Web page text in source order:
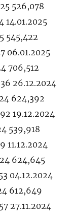
526,078
14.01.2025
545,422
06.01.2025
706,512
26.12.2024
624,392
19.12.2024
539,918
11.12.2024
624,645
04.12.2024
612,649
27.11.2024